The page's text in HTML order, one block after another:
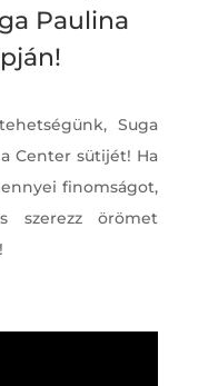
Paulina
Suga
Center sütijét! Ha
finomságot,
szerezz örömet